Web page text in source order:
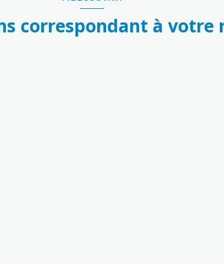
correspondant à votre